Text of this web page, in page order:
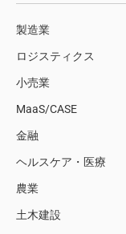
製造業
ロジスティクス
小売業
MaaS/CASE
金融
ヘルスケア・医療
農業
土木建設